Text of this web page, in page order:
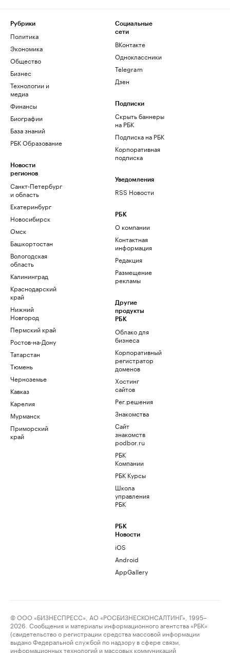
Рубрики
Политика
Экономика
Общество
Бизнес
Технологии и
медиа
Финансы
Биографии
База знаний
РБК Образование
Новости
регионов
Санкт-Петербург
и область
Екатеринбург
Новосибирск
Омск
Башкортостан
Вологодская
область
Калининград
Краснодарский
край
Нижний
Новгород
Пермский край
Ростов-на-Дону
Татарстан
Тюмень
Черноземье
Кавказ
Карелия
Мурманск
Приморский
край
Социальные
сети
ВКонтакте
Одноклассники
Telegram
Дзен
Подписки
Скрыть баннеры
на РБК
Подписка на РБК
Корпоративная
подписка
Уведомления
RSS Новости
РБК
О компании
Контактная
информация
Редакция
Размещение
рекламы
Другие
продукты
РБК
Облако для
бизнеса
Корпоративный
регистратор
доменов
Хостинг
сайтов
Рег.решения
Знакомства
Сайт
знакомств
podbor.ru
РБК
Компании
РБК Курсы
Школа
управления
РБК
РБК
Новости
iOS
Android
AppGallery
© ООО «БИЗНЕСПРЕСС», АО «РОСБИЗНЕСКОНСАЛТИНГ», 1995–
2026. Сообщения и материалы информационного агентства «РБК»
(свидетельство о регистрации средства массовой информации
выдано Федеральной службой по надзору в сфере связи,
информационных технологий и массовых коммуникаций